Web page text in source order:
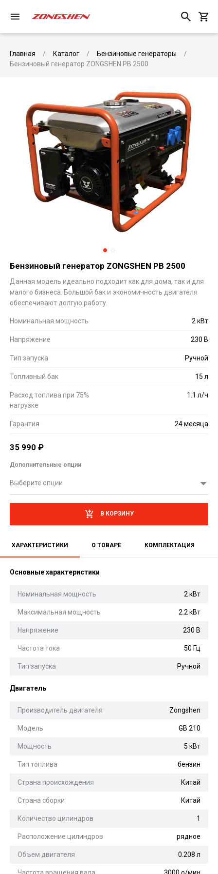
Главная Каталог
Бензиновые генераторы
Бензиновый генератор ZONGSHEN PB 2500
Бензиновый генератор ZONGSHEN PB 2500
Данная модель идеально подходит как для дома, так и для
малого бизнеса. Большой бак и экономичность двигателя
обеспечивают долгую работу.
Номинальная мощность 2 кВт
Напряжение 230 В
Тип запуска Ручной
Топливный бак 15 л
Расход топлива при 75%
нагрузке
1.1 л/ч
Гарантия 24 месяца
35 990 ₽
Дополнительные опции
Выберите опции
В КОРЗИНУ
ХАРАКТЕРИСТИКИ О ТОВАРЕ КОМПЛЕКТАЦИЯ
Основные характеристики
Номинальная мощность 2 кВт
Максимальная мощность 2.2 кВт
Напряжение 230 В
Частота тока 50 Гц
Тип запуска Ручной
Двигатель
Производитель двигателя Zongshen
Модель GB 210
Мощность 5 кВт
Тип топлива бензин
Страна происхождения Китай
Страна сборки Китай
Количество цилиндров 1
Расположение цилиндров рядное
Объем двигателя 0.208 л
Частота вращения вала 3000 о/мин